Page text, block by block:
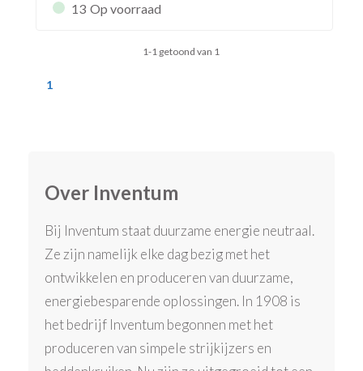
13 Op voorraad
1-1 getoond van 1
1
Over Inventum
Bij Inventum staat duurzame energie neutraal.
Ze zijn namelijk elke dag bezig met het
ontwikkelen en produceren van duurzame,
energiebesparende oplossingen. In 1908 is
het bedrijf Inventum begonnen met het
produceren van simpele strijkijzers en